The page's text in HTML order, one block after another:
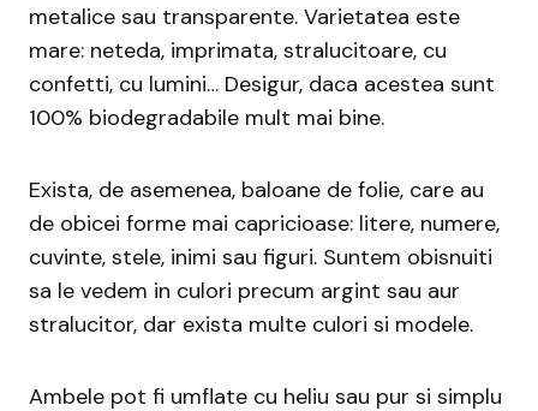
metalice sau transparente. Varietatea este
mare: neteda, imprimata, stralucitoare, cu
confetti, cu lumini… Desigur, daca acestea sunt
100% biodegradabile mult mai bine.
Exista, de asemenea, baloane de folie, care au
de obicei forme mai capricioase: litere, numere,
cuvinte, stele, inimi sau figuri. Suntem obisnuiti
sa le vedem in culori precum argint sau aur
stralucitor, dar exista multe culori si modele.
Ambele pot fi umflate cu heliu sau pur si simplu